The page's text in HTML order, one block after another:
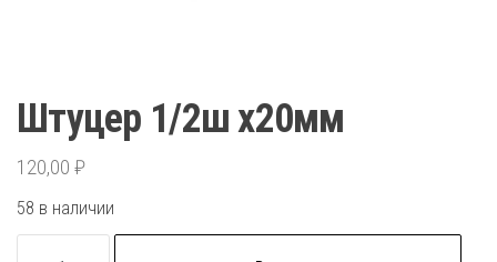
Штуцер 1/2ш х20мм
120,00 ₽
58 в наличии